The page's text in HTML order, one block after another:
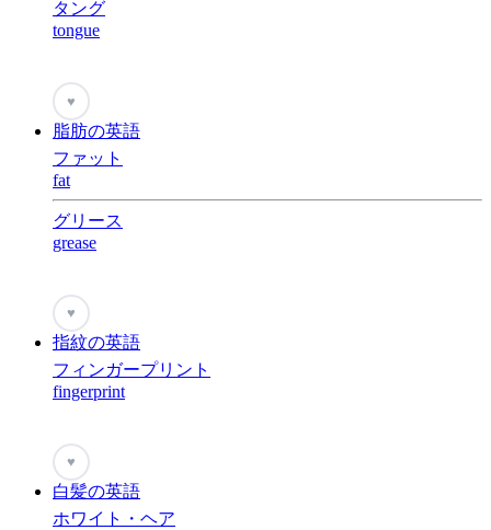
タング
tongue
♥
脂肪の英語
ファット
fat
グリース
grease
♥
指紋の英語
フィンガープリント
fingerprint
♥
白髪の英語
ホワイト・ヘア